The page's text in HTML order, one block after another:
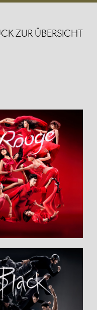
ZUR ÜBERSICHT